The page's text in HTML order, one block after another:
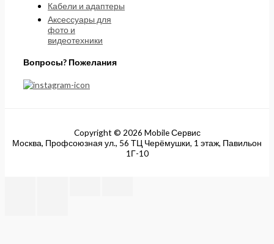
Кабели и адаптеры
Аксессуары для
фото и
видеотехники
Вопросы? Пожелания
Copyright © 2026 Mobile Сервис
Москва, Профсоюзная ул., 56 ТЦ Черёмушки, 1 этаж, Павильон
1Г-10